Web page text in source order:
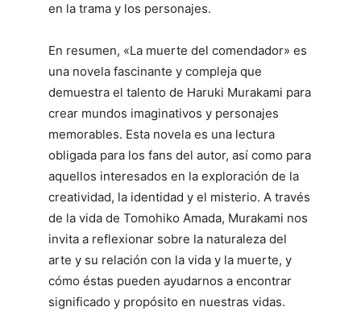
en la trama y los personajes.
En resumen, «La muerte del comendador» es
una novela fascinante y compleja que
demuestra el talento de Haruki Murakami para
crear mundos imaginativos y personajes
memorables. Esta novela es una lectura
obligada para los fans del autor, así como para
aquellos interesados en la exploración de la
creatividad, la identidad y el misterio. A través
de la vida de Tomohiko Amada, Murakami nos
invita a reflexionar sobre la naturaleza del
arte y su relación con la vida y la muerte, y
cómo éstas pueden ayudarnos a encontrar
significado y propósito en nuestras vidas.